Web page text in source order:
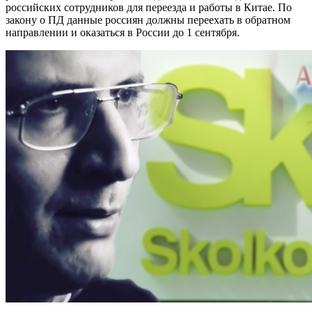
российских сотрудников для переезда и работы в Китае. По
закону о ПД данные россиян должны переехать в обратном
направлении и оказаться в России до 1 сентября.